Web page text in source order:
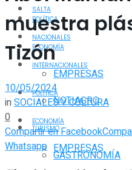
POLÍTICA
ECONOMÍA
EMPRESAS
NOTIAGRO
TURISMO
GASTRONOMÍA
SALTA
NACIONALES
INTERNACIONALES
POLÍTICA
ECONOMÍA
EMPRESAS
muestra
Tizón
10/05/2024
inSOCIALES Y CULTURA
0
Compartir en Facebook
Whatsapp